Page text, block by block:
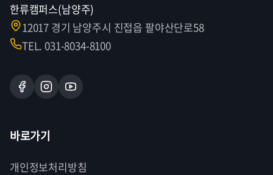
한류캠퍼스(남양주)
12017 경기 남양주시 진접읍 팔야산단로58
TEL. 031-8034-8100
바로가기
개인정보처리방침